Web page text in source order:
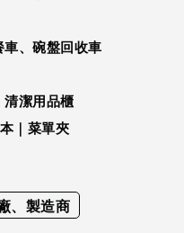
、碗盤回收車
清潔用品櫃
｜菜單夾
、製造商